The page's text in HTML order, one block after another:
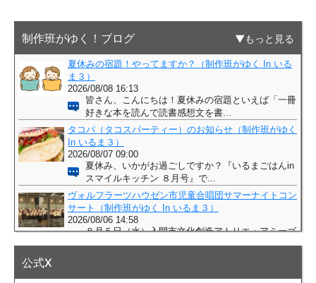
制作班がゆく！ブログ もっと見る
公式X